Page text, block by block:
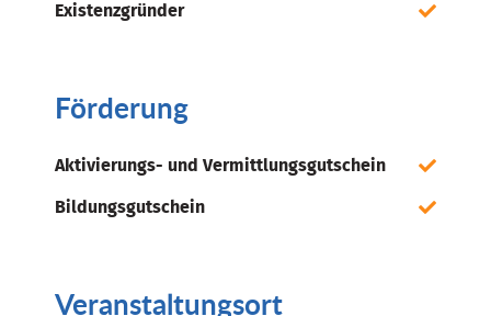
Existenzgründer
Förderung
Aktivierungs- und Vermittlungsgutschein
Bildungsgutschein
Veranstaltungsort